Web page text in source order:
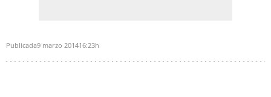
Publicada9 marzo 201416:23h